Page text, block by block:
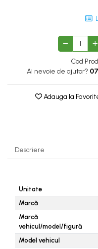
Cod
Ai nevoie de ajutor?
Adauga la
Descriere
Unitate
Marcă
Marcă
vehicul/model/figură
Model vehicul